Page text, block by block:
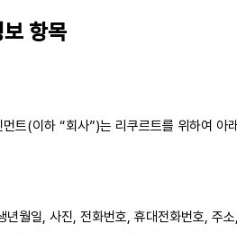
항목
트(이하 “회사”)는 리쿠르트를 위하여 아
년월일, 사진, 전화번호, 휴대전화번호, 주